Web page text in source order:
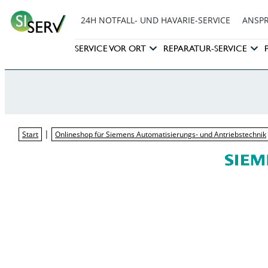
24H NOTFALL- UND HAVARIE-SERVICE
SERVICE VOR ORT REPARATUR-SERVICE
Start | Onlineshop für Siemens Automatisierungs- und Antriebstechnik